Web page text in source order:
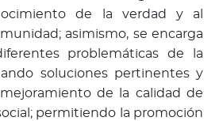
de la verdad y al
asimismo, se encarga
problemáticas de la
soluciones pertinentes y
de la calidad de
permitiendo la promoción